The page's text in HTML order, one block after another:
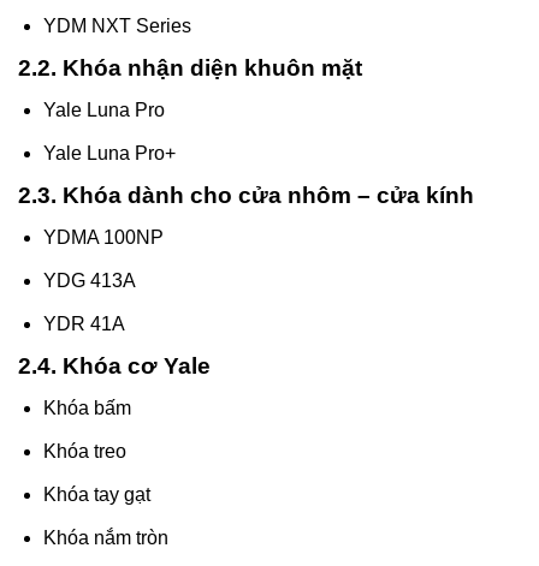
YDM NXT Series
2.2. Khóa nhận diện khuôn mặt
Yale Luna Pro
Yale Luna Pro+
2.3. Khóa dành cho cửa nhôm – cửa kính
YDMA 100NP
YDG 413A
YDR 41A
2.4. Khóa cơ Yale
Khóa bấm
Khóa treo
Khóa tay gạt
Khóa nắm tròn